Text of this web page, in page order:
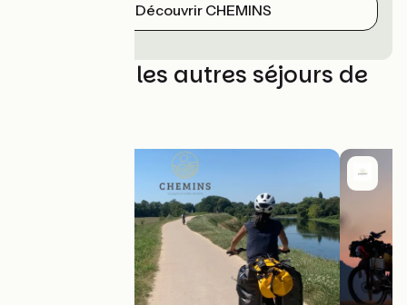
Découvrir CHEMINS
Découvrez les autres séjours de